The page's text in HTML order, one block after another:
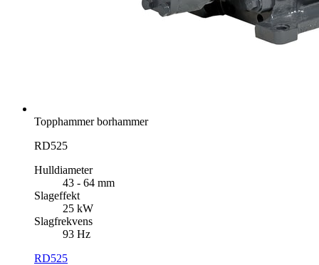
Topphammer borhammer
RD525
Hulldiameter
43 - 64 mm
Slageffekt
25 kW
Slagfrekvens
93 Hz
RD525